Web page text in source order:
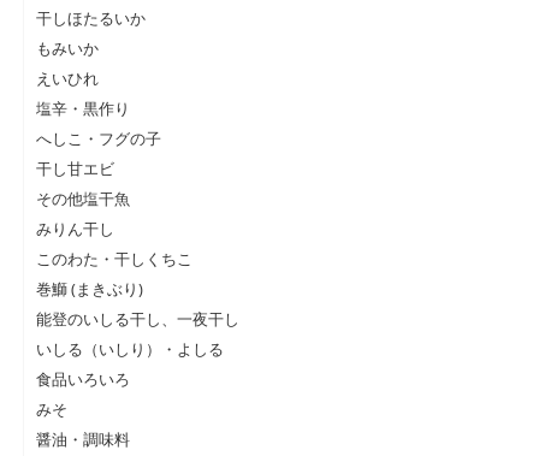
干しほたるいか
もみいか
えいひれ
塩辛・黒作り
へしこ・フグの子
干し甘エビ
その他塩干魚
みりん干し
このわた・干しくちこ
巻鰤 (まきぶり)
能登のいしる干し、一夜干し
いしる（いしり）・よしる
食品いろいろ
みそ
醤油・調味料